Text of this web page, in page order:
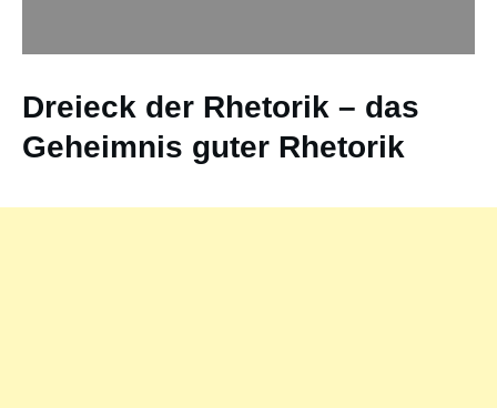
Dreieck der Rhetorik – das
Geheimnis guter Rhetorik